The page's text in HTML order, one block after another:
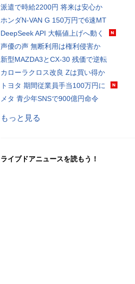
派遣で時給2200円 将来は安心か
ホンダN-VAN G 150万円で6速MT
DeepSeek API 大幅値上げへ動く
声優の声 無断利用は権利侵害か
新型MAZDA3とCX-30 残価で逆転
カローラクロス改良 Zは買い得か
トヨタ 期間従業員手当100万円に
メタ 青少年SNSで900億円命令
もっと見る
ライブドアニュースを読もう！